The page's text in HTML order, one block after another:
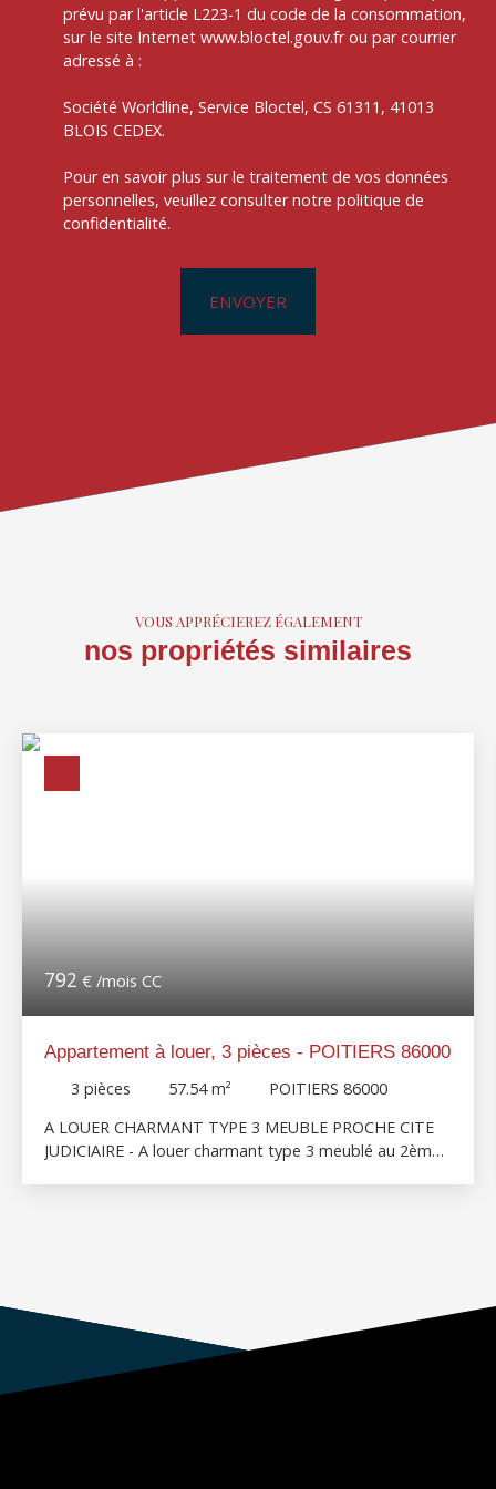
prévu par l'article L223-1 du code de la consommation,
sur le site Internet www.bloctel.gouv.fr ou par courrier
adressé à :
Société Worldline, Service Bloctel, CS 61311, 41013
BLOIS CEDEX.
Pour en savoir plus sur le traitement de vos données
personnelles, veuillez consulter notre politique de
confidentialité.
ENVOYER
VOUS APPRÉCIEREZ ÉGALEMENT
nos propriétés similaires
792 € /mois CC
Appartement à louer, 3 pièces - POITIERS 86000
3 pièces 57.54m²
POITIERS 86000
A LOUER CHARMANT TYPE 3 MEUBLE PROCHE CITE
JUDICIAIRE - A louer charmant type 3 meublé au 2ème
Libre
CLASSE ENERGIE: D CLASSE CLIMAT: D DPE réalisé le
29/07/202 Estimation des coûts annuels d'énergie du
logement entre1 167 € et 1 579 € par an Prix moyens